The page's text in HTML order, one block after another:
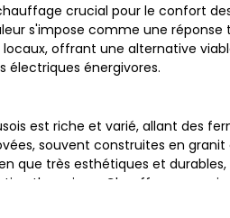
crucial pour le confort
s'impose comme une
offrant une alternative
électriques énergivores.
est riche et varié, allant des
souvent construites en
que très esthétiques et
thermique. Chauffer une